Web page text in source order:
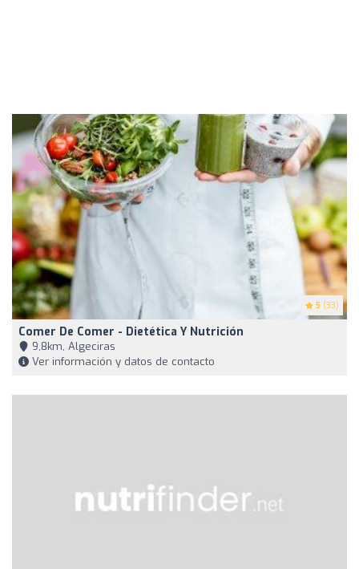
5 (33)
Comer De Comer - Dietética Y Nutrición
9,8km, Algeciras
Ver información y datos de contacto